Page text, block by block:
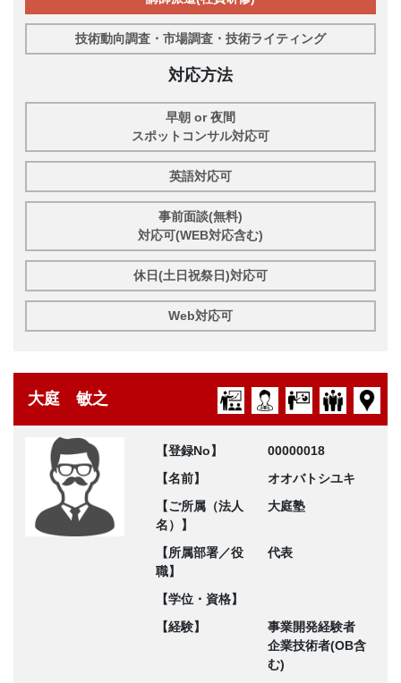
技術動向調査・市場調査・技術ライティング
対応方法
早朝 or 夜間
スポットコンサル対応可
英語対応可
事前面談(無料)
対応可(WEB対応含む)
休日(土日祝祭日)対応可
Web対応可
大庭 敏之
【登録No】
00000018
【名前】
オオバトシユキ
【ご所属（法人
名）】
大庭塾
【所属部署／役
職】
代表
【学位・資格】
【経験】
事業開発経験者
企業技術者(OB含
む)